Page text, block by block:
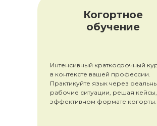
Когортное
обучение
Интенсивный краткосрочный
в контексте вашей профессии.
Практикуйте язык через
рабочие ситуации, решая кейсы,
эффективном формате когорты.